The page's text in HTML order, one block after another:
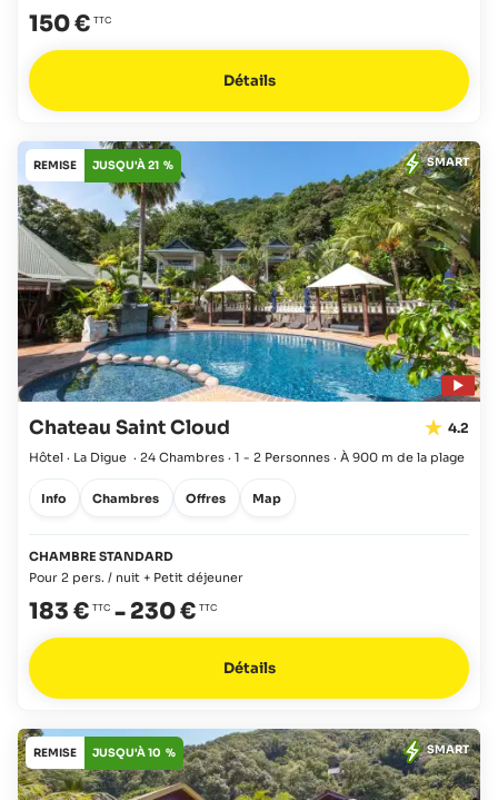
150 €
Détails
REMISE JUSQU'À 21 % SMART
Chateau Saint Cloud 4.2
Hôtel · La Digue · 24 Chambres · 1 - 2 Personnes · À 900 m de la plage
Info Chambres Offres Map
CHAMBRE STANDARD
Pour 2 pers. / nuit + Petit déjeuner
183 € - 230 €
Détails
REMISE JUSQU'À 10 % SMART